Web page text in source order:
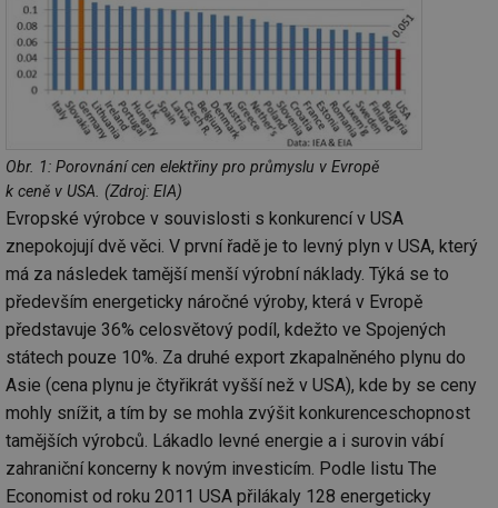
Obr. 1: Porovnání cen elektřiny pro průmyslu v Evropě
k ceně v USA. (Zdroj: EIA)
Evropské výrobce v souvislosti s konkurencí v USA
znepokojují dvě věci. V první řadě je to levný plyn v USA, který
má za následek tamější menší výrobní náklady. Týká se to
především energeticky náročné výroby, která v Evropě
představuje 36% celosvětový podíl, kdežto ve Spojených
státech pouze 10%. Za druhé export zkapalněného plynu do
Asie (cena plynu je čtyřikrát vyšší než v USA), kde by se ceny
mohly snížit, a tím by se mohla zvýšit konkurenceschopnost
tamějších výrobců. Lákadlo levné energie a i surovin vábí
zahraniční koncerny k novým investicím. Podle listu The
Economist od roku 2011 USA přilákaly 128 energeticky